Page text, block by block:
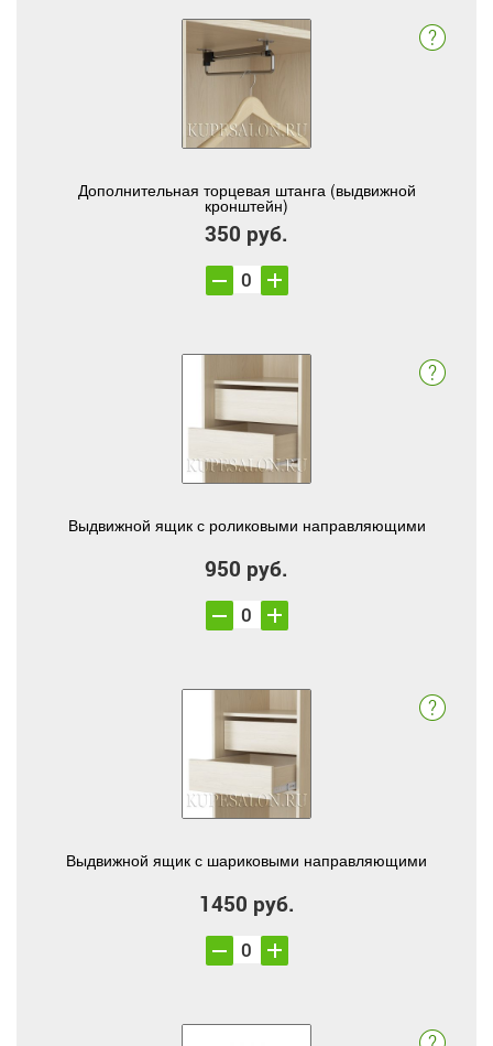
Дополнительная торцевая штанга (выдвижной
кронштейн)
350 руб.
Выдвижной ящик с роликовыми направляющими
950 руб.
Выдвижной ящик с шариковыми направляющими
1450 руб.